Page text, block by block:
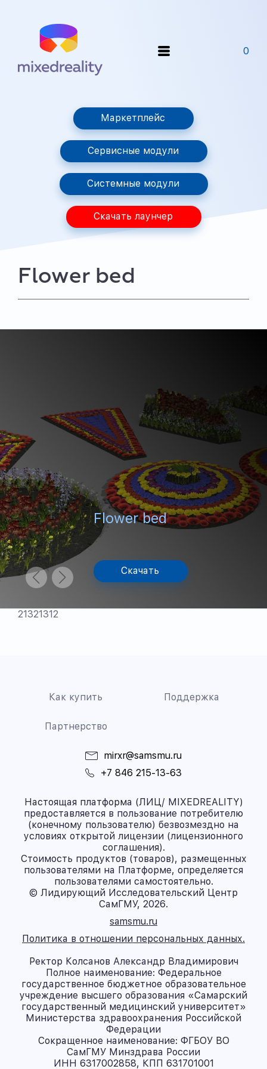
0
Маркетплейс
Сервисные модули
Системные модули
Скачать лаунчер
Flower bed
Flower bed
Скачать
21321312
Как купить Поддержка
Партнерство
mirxr@samsmu.ru
+7 846 215-13-63
Настоящая платформа (ЛИЦ/ MIXEDREALITY)
предоставляется в пользование потребителю
(конечному пользователю) безвозмездно на
условиях открытой лицензии (лицензионного
соглашения).
Стоимость продуктов (товаров), размещенных
пользователями на Платформе, определяется
пользователями самостоятельно.
© Лидирующий Исследовательский Центр
СамГМУ, 2026.
samsmu.ru
Политика в отношении персональных данных.
Ректор Колсанов Александр Владимирович
Полное наименование: Федеральное
государственное бюджетное образовательное
учреждение высшего образования «Самарский
государственный медицинский университет»
Министерства здравоохранения Российской
Федерации
Сокращенное наименование: ФГБОУ ВО
СамГМУ Минздрава России
ИНН 6317002858, КПП 631701001